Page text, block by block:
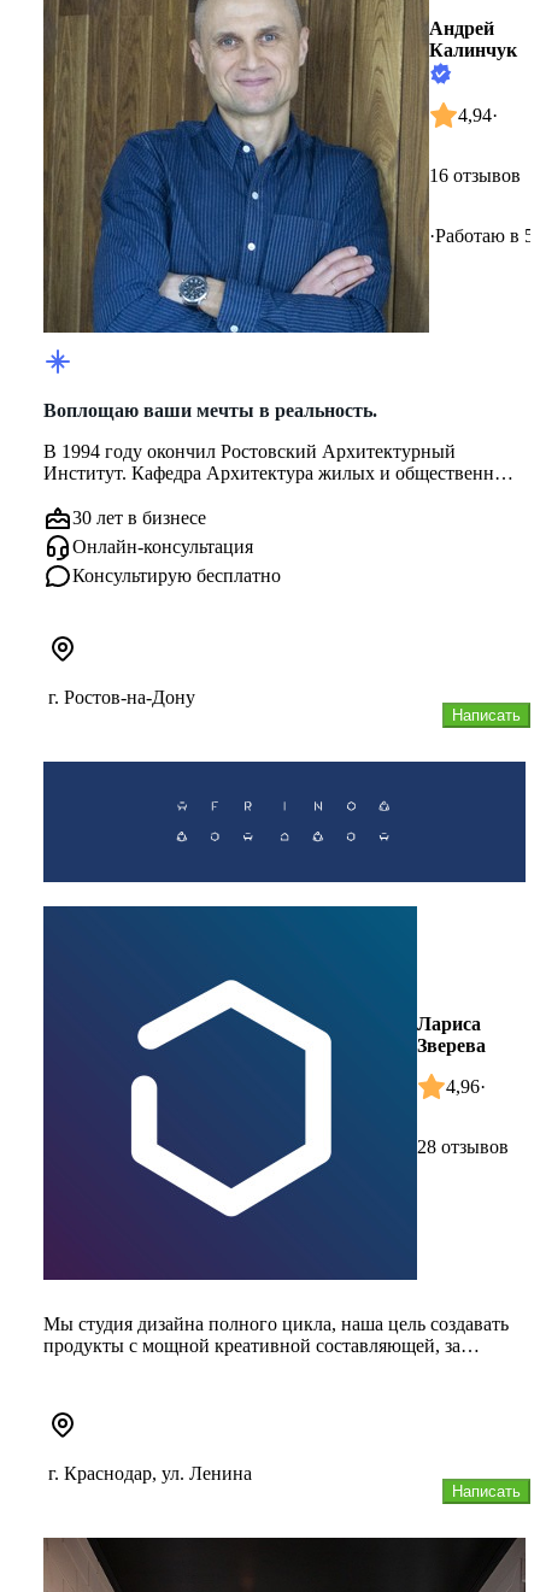
Андрей
Калинчук
4,94·
16 отзывов
·Работаю в 5
Воплощаю ваши мечты в реальность.
В 1994 году окончил Ростовский Архитектурный
Институт. Кафедра Архитектура жилых и общественных
30 лет в бизнесе
Онлайн-консультация
Консультирую бесплатно
Написать
г. Ростов-на-Дону
Лариса
Зверева
4,96·
28 отзывов
Мы студия дизайна полного цикла, наша цель создавать
продукты с мощной креативной составляющей, за
Написать
г. Краснодар, ул. Ленина